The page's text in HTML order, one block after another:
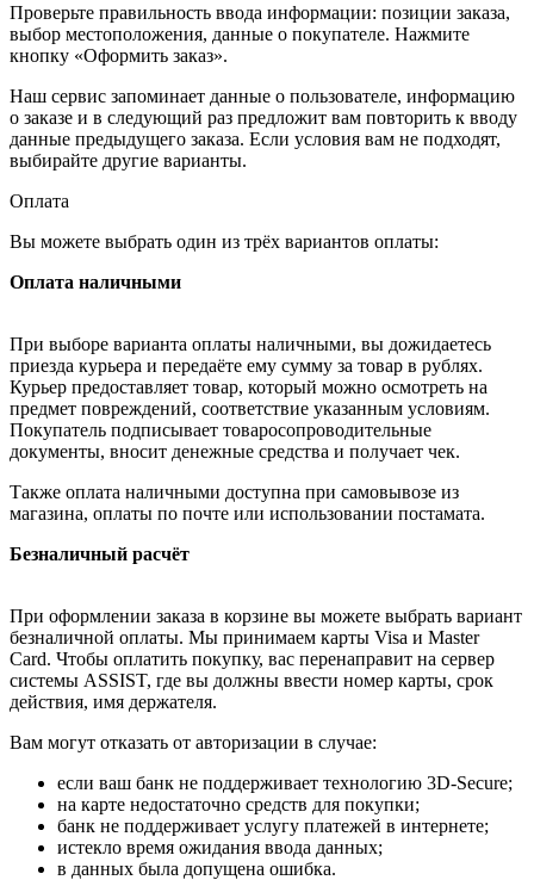
Проверьте правильность ввода информации: позиции заказа,
выбор местоположения, данные о покупателе. Нажмите
кнопку «Оформить заказ».
Наш сервис запоминает данные о пользователе, информацию
о заказе и в следующий раз предложит вам повторить к вводу
данные предыдущего заказа. Если условия вам не подходят,
выбирайте другие варианты.
Оплата
Вы можете выбрать один из трёх вариантов оплаты:
Оплата наличными
При выборе варианта оплаты наличными, вы дожидаетесь
приезда курьера и передаёте ему сумму за товар в рублях.
Курьер предоставляет товар, который можно осмотреть на
предмет повреждений, соответствие указанным условиям.
Покупатель подписывает товаросопроводительные
документы, вносит денежные средства и получает чек.
Также оплата наличными доступна при самовывозе из
магазина, оплаты по почте или использовании постамата.
Безналичный расчёт
При оформлении заказа в корзине вы можете выбрать вариант
безналичной оплаты. Мы принимаем карты Visa и Master
Card. Чтобы оплатить покупку, вас перенаправит на сервер
системы ASSIST, где вы должны ввести номер карты, срок
действия, имя держателя.
Вам могут отказать от авторизации в случае:
если ваш банк не поддерживает технологию 3D-Secure;
на карте недостаточно средств для покупки;
банк не поддерживает услугу платежей в интернете;
истекло время ожидания ввода данных;
в данных была допущена ошибка.